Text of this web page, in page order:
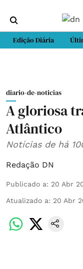
Edição Diária
diario-de-noticias
A gloriosa
Atlântico
Notícias de há
Redação DN
Publicado a: 20 Abr
Atualizado a: 20 Abr